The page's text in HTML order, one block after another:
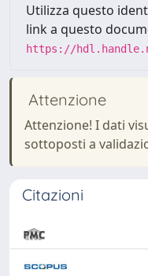
Utilizza questo
link a questo
https://
Attenzione
Attenzione! I dati
sottoposti a
Citazioni